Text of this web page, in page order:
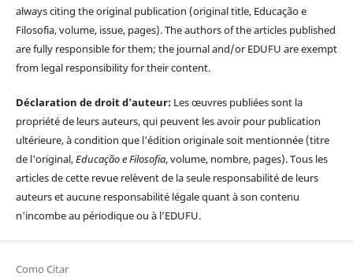
always citing the original publication (original title, Educação e
Filosofia, volume, issue, pages). The authors of the articles published
are fully responsible for them; the journal and/or EDUFU are exempt
from legal responsibility for their content.
Déclaration de droit d’auteur: Les œuvres publiées sont la
propriété de leurs auteurs, qui peuvent les avoir pour publication
ultérieure, à condition que l'édition originale soit mentionnée (titre
de l'original,Educação e Filosofia, volume, nombre, pages). Tous les
articles de cette revue relèvent de la seule responsabilité de leurs
auteurs et aucune responsabilité légale quant à son contenu
n'incombe au périodique ou à l’EDUFU.
Como Citar